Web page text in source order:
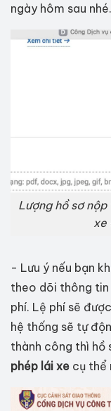
ngày hôm sau nhé.
Lượng hồ sơ
xe
- Lưu ý nếu bạn
theo dõi thông
phí. Lệ phí sẽ
hệ thống sẽ tự
thành công thì hồ
phép lái xe cụ thể